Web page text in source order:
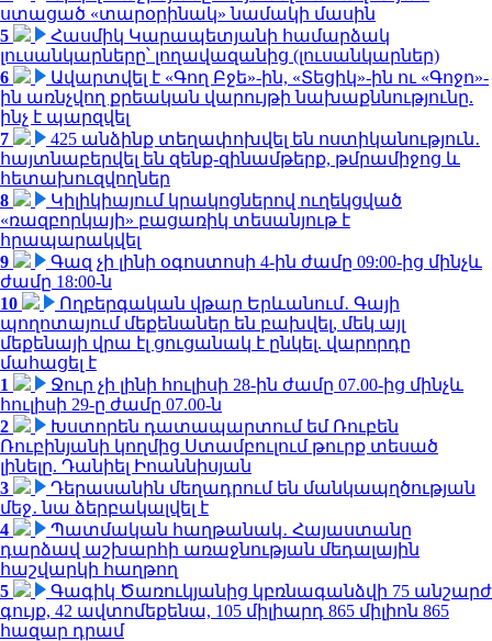
ստացած «տարօրինակ» նամակի մասին
5
Հասմիկ Կարապետյանի համարձակ
լուսանկարները՝ լողավազանից (լուսանկարներ)
6
Ավարտվել է «Գող Բջե»-ին, «Տեցիկ»-ին ու «Գոջո»-
ին առնչվող քրեական վարույթի նախաքննությունը.
ինչ է պարզվել
7
425 անձինք տեղափոխվել են ոստիկանություն․
հայտնաբերվել են զենք-զինամթերք, թմրամիջոց և
հետախուզվողներ
8
Կիլիկիայում կրակոցներով ուղեկցված
«ռազբորկայի» բացառիկ տեսանյութ է
հրապարակվել
9
Գազ չի լինի օգոստոսի 4-ին ժամը 09:00-ից մինչև
ժամը 18:00-ն
10
Ողբերգական վթար Երևանում․ Գայի
պողոտայում մեքենաներ են բախվել, մեկ այլ
մեքենայի վրա էլ ցուցանակ է ընկել. վարորդը
մահացել է
1
Ջուր չի լինի հուլիսի 28-ին ժամը 07.00-ից մինչև
հուլիսի 29-ը ժամը 07.00-ն
2
Խստորեն դատապարտում եմ Ռուբեն
Ռուբինյանի կողմից Ստամբուլում թուրք տեսած
լինելը. Դանիել Իոաննիսյան
3
Դերասանին մեղադրում են մանկապղծության
մեջ․ նա ձերբակալվել է
4
Պատմական հաղթանակ․ Հայաստանը
դարձավ աշխարհի առաջնության մեդալային
հաշվարկի հաղթող
5
Գագիկ Ծառուկյանից կբռնագանձվի 75 անշարժ
գույք, 42 ավտոմեքենա, 105 միլիարդ 865 միլիոն 865
հազար դրամ